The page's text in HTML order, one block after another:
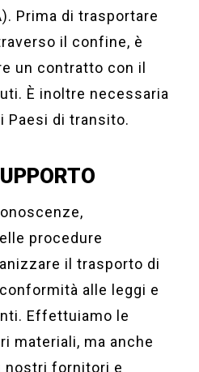
Prima di trasportare
il confine, è
un contratto con il
È inoltre necessaria
Paesi di transito.
procedure
il trasporto di
alle leggi e
Effettuiamo le
materiali, ma anche
nostri fornitori e